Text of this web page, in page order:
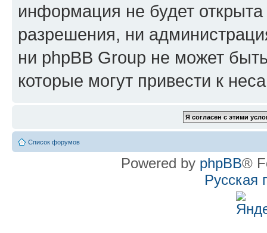
информация не будет
разрешения, ни
ни phpBB Group не может
которые могут привести к
Список форумов
Powered by phpBB®
Русская